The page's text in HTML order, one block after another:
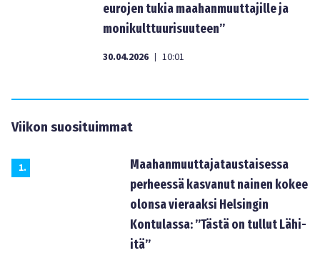
eurojen tukia maahanmuuttajille ja
monikulttuurisuuteen”
30.04.2026 | 10:01
Viikon suosituimmat
1.
Maahanmuuttajataustaisessa
perheessä kasvanut nainen kokee
olonsa vieraaksi Helsingin
Kontulassa: ”Tästä on tullut Lähi-
itä”